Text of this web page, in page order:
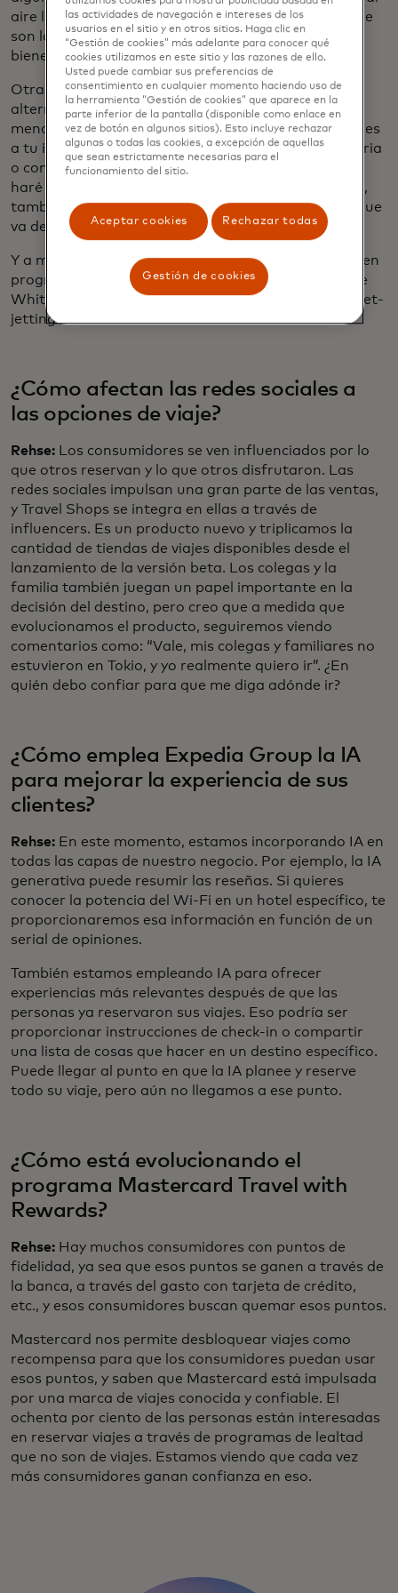
aire libre, como senderismo. El siguiente más grande
son las reuniones familiares, luego los retiros de
bienestar y spa.
Otra cosa que estamos viendo son los “destinos
alternativos”. Estas son las joyas ocultas: el camino
menos transitado. Vale la pena agregar estos lugares
a tu itinerario, ya sea como actividad complementaria
o como destino principal. Así que, si voy a Cancún,
haré una excursión a Cozumel. Si voy a Los Ángeles,
también pasaré por Santa Bárbara. Mucha gente que
va de vacaciones a Dubái también va a Abu Dabi.
Y a medida que los viajeros encuentran inspiración en
programas de televisión como "Yellowstone" o "The
White Lotus", definitivamente estamos viendo el "set-
jetting" como una tendencia.
¿Cómo afectan las redes sociales a
las opciones de viaje?
Rehse:
Los consumidores se ven influenciados por lo
que otros reservan y lo que otros disfrutaron. Las
redes sociales impulsan una gran parte de las ventas,
y Travel Shops se integra en ellas a través de
influencers. Es un producto nuevo y triplicamos la
cantidad de tiendas de viajes disponibles desde el
lanzamiento de la versión beta. Los colegas y la
familia también juegan un papel importante en la
decisión del destino, pero creo que a medida que
evolucionamos el producto, seguiremos viendo
comentarios como: “Vale, mis colegas y familiares no
estuvieron en Tokio, y yo realmente quiero ir”. ¿En
quién debo confiar para que me diga adónde ir?
¿Cómo emplea Expedia Group la IA
para mejorar la experiencia de sus
clientes?
Rehse: En este momento, estamos incorporando IA en
todas las capas de nuestro negocio. Por ejemplo, la IA
generativa puede resumir las reseñas. Si quieres
conocer la potencia del Wi-Fi en un hotel específico, te
proporcionaremos esa información en función de un
serial de opiniones.
También estamos empleando IA para ofrecer
experiencias más relevantes después de que las
personas ya reservaron sus viajes. Eso podría ser
proporcionar instrucciones de check-in o compartir
una lista de cosas que hacer en un destino específico.
Puede llegar al punto en que la IA planee y reserve
todo su viaje, pero aún no llegamos a ese punto.
¿Cómo está evolucionando el
programa Mastercard Travel with
Rewards?
Rehse: Hay muchos consumidores con puntos de
fidelidad, ya sea que esos puntos se ganen a través de
la banca, a través del gasto con tarjeta de crédito,
etc., y esos consumidores buscan quemar esos puntos.
Mastercard nos permite desbloquear viajes como
recompensa para que los consumidores puedan usar
esos puntos, y saben que Mastercard está impulsada
por una marca de viajes conocida y confiable. El
ochenta por ciento de las personas están interesadas
en reservar viajes a través de programas de lealtad
que no son de viajes. Estamos viendo que cada vez
más consumidores ganan confianza en eso.
las actividades de navegación e intereses de los
usuarios en el sitio y en otros sitios. Haga clic en
“Gestión de cookies” más adelante para conocer qué
cookies utilizamos en este sitio y las razones de ello.
Usted puede cambiar sus preferencias de
consentimiento en cualquier momento haciendo uso de
la herramienta “Gestión de cookies” que aparece en la
parte inferior de la pantalla (disponible como enlace en
vez de botón en algunos sitios). Esto incluye rechazar
algunas o todas las cookies, a excepción de aquellas
que sean estrictamente necesarias para el
funcionamiento del sitio.
Aceptar cookies Rechazar todas
Gestión de cookies